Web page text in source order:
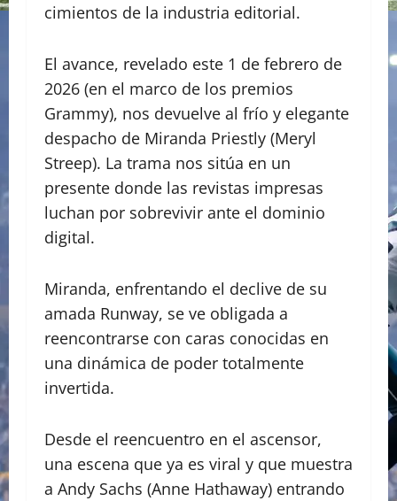
cimientos de la industria editorial.
​El avance, revelado este 1 de febrero de
2026 (en el marco de los premios
Grammy), nos devuelve al frío y elegante
despacho de Miranda Priestly (Meryl
Streep). La trama nos sitúa en un
presente donde las revistas impresas
luchan por sobrevivir ante el dominio
digital.
​Miranda, enfrentando el declive de su
amada Runway, se ve obligada a
reencontrarse con caras conocidas en
una dinámica de poder totalmente
invertida.
Desde el reencuentro en el ascensor,
una escena que ya es viral y que muestra
a Andy Sachs (Anne Hathaway) entrando